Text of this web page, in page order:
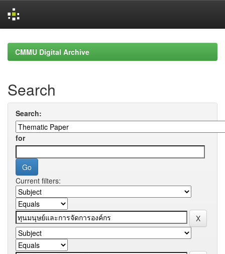
navigationCMMU Digital Archive
Search
Search:
for
Current filters: